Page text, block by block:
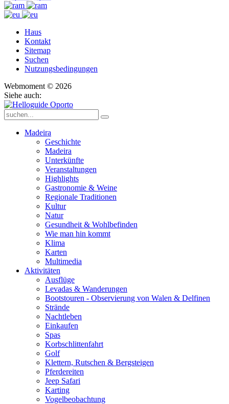
Haus
Kontakt
Sitemap
Suchen
Nutzungsbedingungen
Webmoment © 2026
Siehe auch:
Madeira
Geschichte
Madeira
Unterkünfte
Veranstaltungen
Highlights
Gastronomie & Weine
Regionale Traditionen
Kultur
Natur
Gesundheit & Wohlbefinden
Wie man hin kommt
Klima
Karten
Multimedia
Aktivitäten
Ausflüge
Levadas & Wanderungen
Bootstouren - Observierung von Walen & Delfinen
Strände
Nachtleben
Einkaufen
Spas
Korbschlittenfahrt
Golf
Klettern, Rutschen & Bergsteigen
Pferdereiten
Jeep Safari
Karting
Vogelbeobachtung